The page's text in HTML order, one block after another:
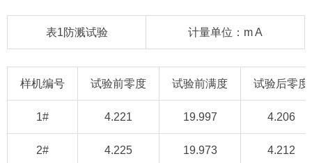
表1防溅试验 计量单位：m A
样机编号 试验前零度 试验前满度 试验后零度
1# 4.221 19.997 4.206
2# 4.225 19.973 4.212